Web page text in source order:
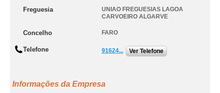
Freguesia
UNIAO FREGUESIAS LAGOA
CARVOEIRO ALGARVE
Concelho FARO
Telefone 91624... Ver Telefone
Informações da Empresa